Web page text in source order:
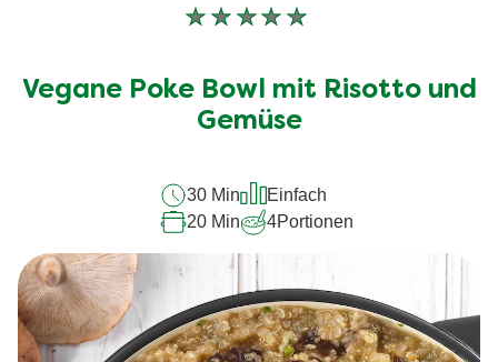
Keine
für
dieses
Vegane Poke Bowl mit Risotto und
Gemüse
30 Min
Einfach
20 Min
4Portionen